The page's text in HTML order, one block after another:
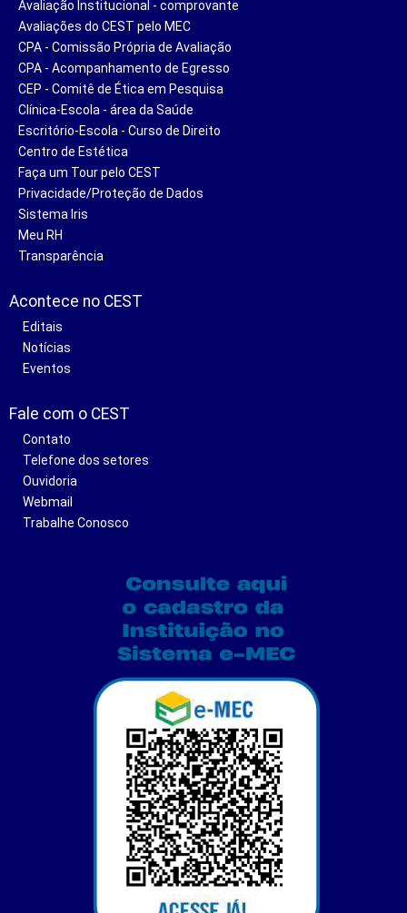
Avaliação Institucional - comprovante
Avaliações do CEST pelo MEC
CPA - Comissão Própria de Avaliação
CPA - Acompanhamento de Egresso
CEP - Comitê de Ética em Pesquisa
Clínica-Escola - área da Saúde
Escritório-Escola - Curso de Direito
Centro de Estética
Faça um Tour pelo CEST
Privacidade/Proteção de Dados
Sistema Iris
Meu RH
Transparência
Acontece no CEST
Editais
Notícias
Eventos
Fale com o CEST
Contato
Telefone dos setores
Ouvidoria
Webmail
Trabalhe Conosco